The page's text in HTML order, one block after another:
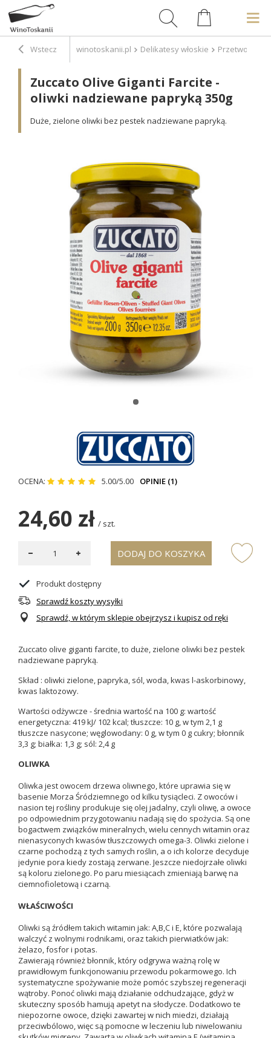
Wstecz winotoskanii.pl Delikatesy włoskie Przetwory
Zuccato Olive Giganti Farcite -
oliwki nadziewane papryką 350g
Duże, zielone oliwki bez pestek nadziewane papryką.
OCENA: 5.00/5.00 OPINIE (1)
24,60 zł / szt.
DODAJ DO KOSZYKA
Produkt dostępny
Sprawdź koszty wysyłki
Sprawdź, w którym sklepie obejrzysz i kupisz od ręki
Zuccato olive giganti farcite, to duże, zielone oliwki bez pestek
nadziewane papryką.
Skład : oliwki zielone, papryka, sól, woda, kwas l-askorbinowy,
kwas laktozowy.
Wartości odżywcze - średnia wartość na 100 g: wartość
energetyczna: 419 kJ/ 102 kcal; tłuszcze: 10 g, w tym 2,1 g
tłuszcze nasycone; węglowodany: 0 g, w tym 0 g cukry; błonnik
3,3 g; białka: 1,3 g; sól: 2,4 g
OLIWKA
Oliwka jest owocem drzewa oliwnego, które uprawia się w
basenie Morza Śródziemnego od kilku tysiącleci. Z owoców i
nasion tej rośliny produkuje się olej jadalny, czyli oliwę, a owoce
po odpowiednim przygotowaniu nadają się do spożycia. Są one
bogactwem związków mineralnych, wielu cennych witamin oraz
nienasyconych kwasów tłuszczowych omega-3. Oliwki zielone i
czarne pochodzą z tych samych roślin, a o ich kolorze decyduje
jedynie pora kiedy zostają zerwane. Jeszcze niedojrzałe oliwki
są koloru zielonego. Po paru miesiącach zmieniają barwę na
ciemnofioletową i czarną.
WŁAŚCIWOŚCI
Oliwki są źródłem takich witamin jak: A,B,C i E, które pozwalają
walczyć z wolnymi rodnikami, oraz takich pierwiatków jak:
żelazo, fosfor i potas.
Zawierają również błonnik, który odgrywa ważną rolę w
prawidłowym funkcjonowaniu przewodu pokarmowego. Ich
systematyczne spożywanie może pomóc szybszej regeneracji
wątroby. Ponoć oliwki mają działanie odchudzające, gdyż w
skuteczny sposób hamują apetyt na słodycze. Dodatkowo te
niepozorne owoce, dzięki zawartej w nich miedzi, działają
przeciwbólowo, więc są pomocne w leczeniu lub niwelowaniu